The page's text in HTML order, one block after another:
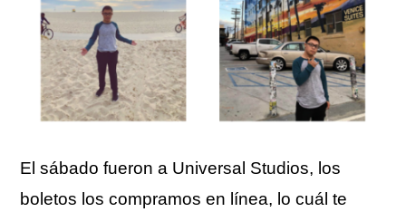
El sábado fueron a Universal Studios, los
boletos los compramos en línea, lo cuál te